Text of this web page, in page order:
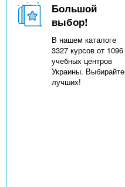
Большой
выбор!
В нашем каталоге
3327 курсов от 1096
учебных центров
Украины. Выбирайте
лучших!